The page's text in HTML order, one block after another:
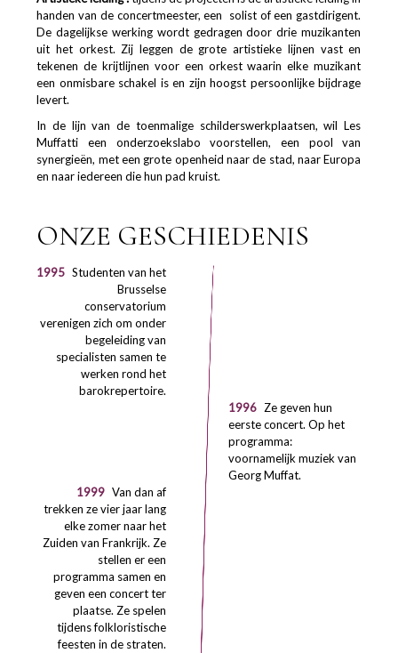
handen van de concertmeester, een solist of een gastdirigent.
De dagelijkse werking wordt gedragen door drie muzikanten
uit het orkest. Zij leggen de grote artistieke lijnen vast en
tekenen de krijtlijnen voor een orkest waarin elke muzikant
een onmisbare schakel is en zijn hoogst persoonlijke bijdrage
levert.
In de lijn van de toenmalige schilderswerkplaatsen, wil Les
Muffatti een onderzoekslabo voorstellen, een pool van
synergieën, met een grote openheid naar de stad, naar Europa
en naar iedereen die hun pad kruist.
ONZE GESCHIEDENIS
1995 Studenten van het
Brusselse
conservatorium
verenigen zich om onder
begeleiding van
specialisten samen te
werken rond het
barokrepertoire.
1996 Ze geven hun
eerste concert. Op het
programma:
voornamelijk muziek van
Georg Muffat.
1999 Van dan af
trekken ze vier jaar lang
elke zomer naar het
Zuiden van Frankrijk. Ze
stellen er een
programma samen en
geven een concert ter
plaatse. Ze spelen
tijdens folkloristische
feesten in de straten.